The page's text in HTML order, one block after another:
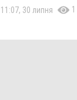
11:07, 30 липня 1